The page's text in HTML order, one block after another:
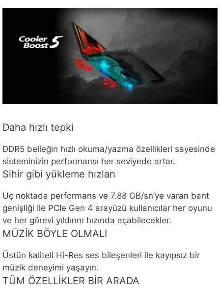
Daha hızlı tepki
DDR5 belleğin hızlı okuma/yazma özellikleri sayesinde
sisteminizin performansı her seviyede artar.
Sihir gibi yükleme hızları
Uç noktada performans ve 7.88 GB/sn’ye varan bant
genişliği ile PCIe Gen 4 arayüzü kullanıcılar her oyunu
ve her görevi yıldırım hızında açabilecekler.
MÜZİK BÖYLE OLMALI
Üstün kaliteli Hi-Res ses bileşenleri ile kayıpsız bir
müzik deneyimi yaşayın.
TÜM ÖZELLİKLER BİR ARADA